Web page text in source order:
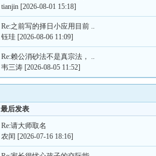
tianjin [2026-08-01 15:18]
Re:之前写的择日小应用目前 ..
钰珪 [2026-08-06 11:09]
Re:赖公消砂法不是真宗法， ..
韦三涛 [2026-08-05 11:52]
最后发表
Re:请大师取名
农闰 [2026-07-16 18:16]